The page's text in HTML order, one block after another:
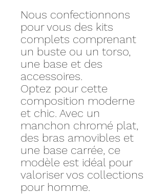
Nous confectionnons
pour vous des kits
complets comprenant
un buste ou un torso,
une base et des
accessoires.
Optez pour cette
composition moderne
et chic. Avec un
manchon chromé plat,
des bras amovibles et
une base carrée, ce
modèle est idéal pour
valoriser vos collections
pour homme.